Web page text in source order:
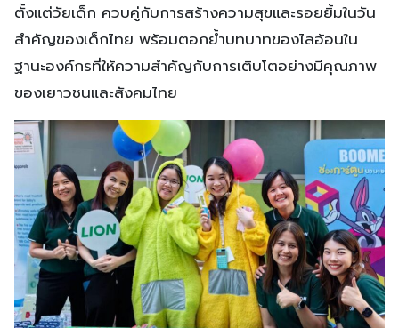
ตั้งแต่วัยเด็ก ควบคู่กับการสร้างความสุขและรอยยิ้มในวัน
สำคัญของเด็กไทย พร้อมตอกย้ำบทบาทของไลอ้อนใน
ฐานะองค์กรที่ให้ความสำคัญกับการเติบโตอย่างมีคุณภาพ
ของเยาวชนและสังคมไทย